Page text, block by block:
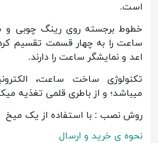
است.
خطوط برجسته روی رینگ چوبی و
ساعت را به چهار قسمت تقسیم
اعد و نمایشگر ساعت را دارند.
تکنولوژی ساخت ساعت،
میباشد؛ و از باطری قلمی تغذیه
روش نصب : با استفاده از یک میخ
نحوه ی خرید و ارسال